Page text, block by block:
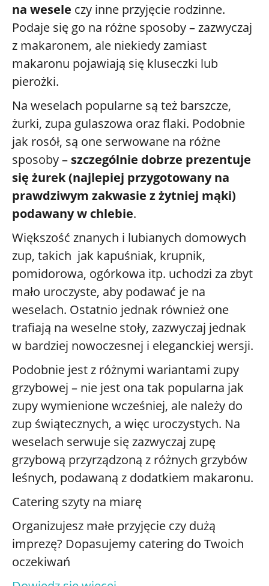
na wesele czy inne przyjęcie rodzinne.
Podaje się go na różne sposoby – zazwyczaj
z makaronem, ale niekiedy zamiast
makaronu pojawiają się kluseczki lub
pierożki.
Na weselach popularne są też barszcze,
żurki, zupa gulaszowa oraz flaki. Podobnie
jak rosół, są one serwowane na różne
sposoby – szczególnie dobrze prezentuje
się żurek (najlepiej przygotowany na
prawdziwym zakwasie z żytniej mąki)
podawany w chlebie.
Większość znanych i lubianych domowych
zup, takich jak kapuśniak, krupnik,
pomidorowa, ogórkowa itp. uchodzi za zbyt
mało uroczyste, aby podawać je na
weselach. Ostatnio jednak również one
trafiają na weselne stoły, zazwyczaj jednak
w bardziej nowoczesnej i eleganckiej wersji.
Podobnie jest z różnymi wariantami zupy
grzybowej – nie jest ona tak popularna jak
zupy wymienione wcześniej, ale należy do
zup świątecznych, a więc uroczystych. Na
weselach serwuje się zazwyczaj zupę
grzybową przyrządzoną z różnych grzybów
leśnych, podawaną z dodatkiem makaronu.
Catering szyty na miarę
Organizujesz małe przyjęcie czy dużą
imprezę? Dopasujemy catering do Twoich
oczekiwań